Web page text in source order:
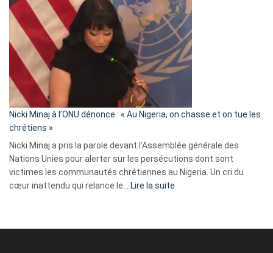
Tegnér
exulte
« Zemmour
a
tout
parle
ses
tripes »
Nicki Minaj à l’ONU dénonce : « Au Nigeria, on chasse et on tue les
chrétiens »
Nicki Minaj a pris la parole devant l’Assemblée générale des
Nations Unies pour alerter sur les persécutions dont sont
victimes les communautés chrétiennes au Nigeria. Un cri du
cœur inattendu qui relance le…
Lire la suite